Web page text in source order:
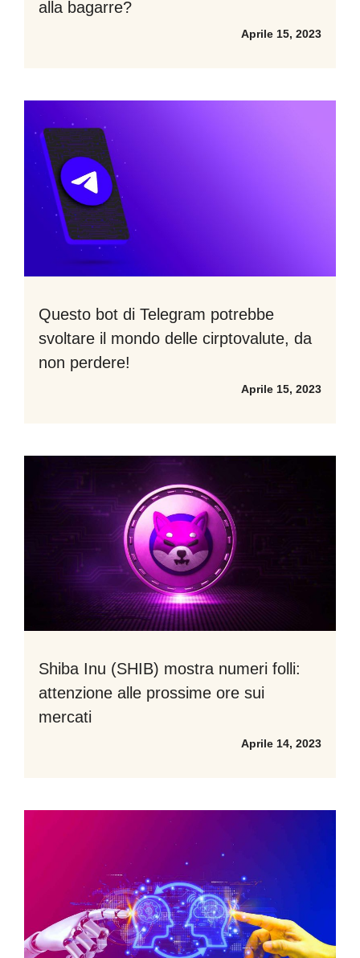
alla bagarre?
Aprile 15, 2023
Questo bot di Telegram potrebbe
svoltare il mondo delle cirptovalute, da
non perdere!
Aprile 15, 2023
Shiba Inu (SHIB) mostra numeri folli:
attenzione alle prossime ore sui
mercati
Aprile 14, 2023